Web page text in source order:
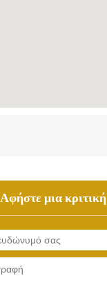
Αφήστε μια κριτική